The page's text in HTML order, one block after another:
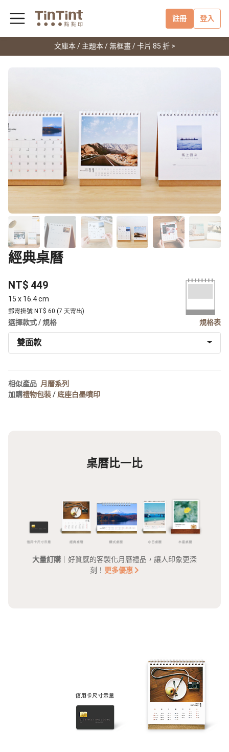
註冊 登入
文庫本 / 主題本 / 無框畫 / 卡片 85 折 >
經典桌曆
NT$ 449
15 x 16.4 cm
郵寄掛號 NT$ 60 (7 天寄出)
選擇款式 / 規格 規格表
雙面款
相似產品 月曆系列
加購禮物包裝/ 底座白墨噴印
桌曆比一比
大量訂購 ｜好質感的客製化月曆禮品，讓人印象更深
刻！ 更多優惠